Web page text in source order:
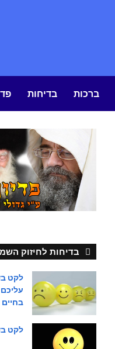
ברכות בדיחות
בדיחות לחיזוק
לקט
בחיים
לקט